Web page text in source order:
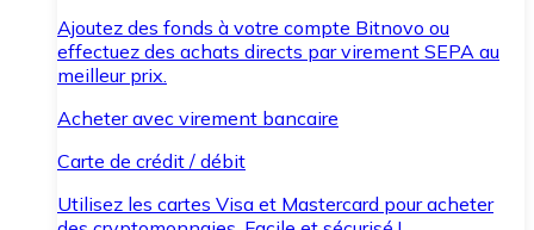
Ajoutez des fonds à votre compte Bitnovo ou
effectuez des achats directs par virement SEPA au
meilleur prix.
Acheter avec virement bancaire
Carte de crédit / débit
Utilisez les cartes Visa et Mastercard pour acheter